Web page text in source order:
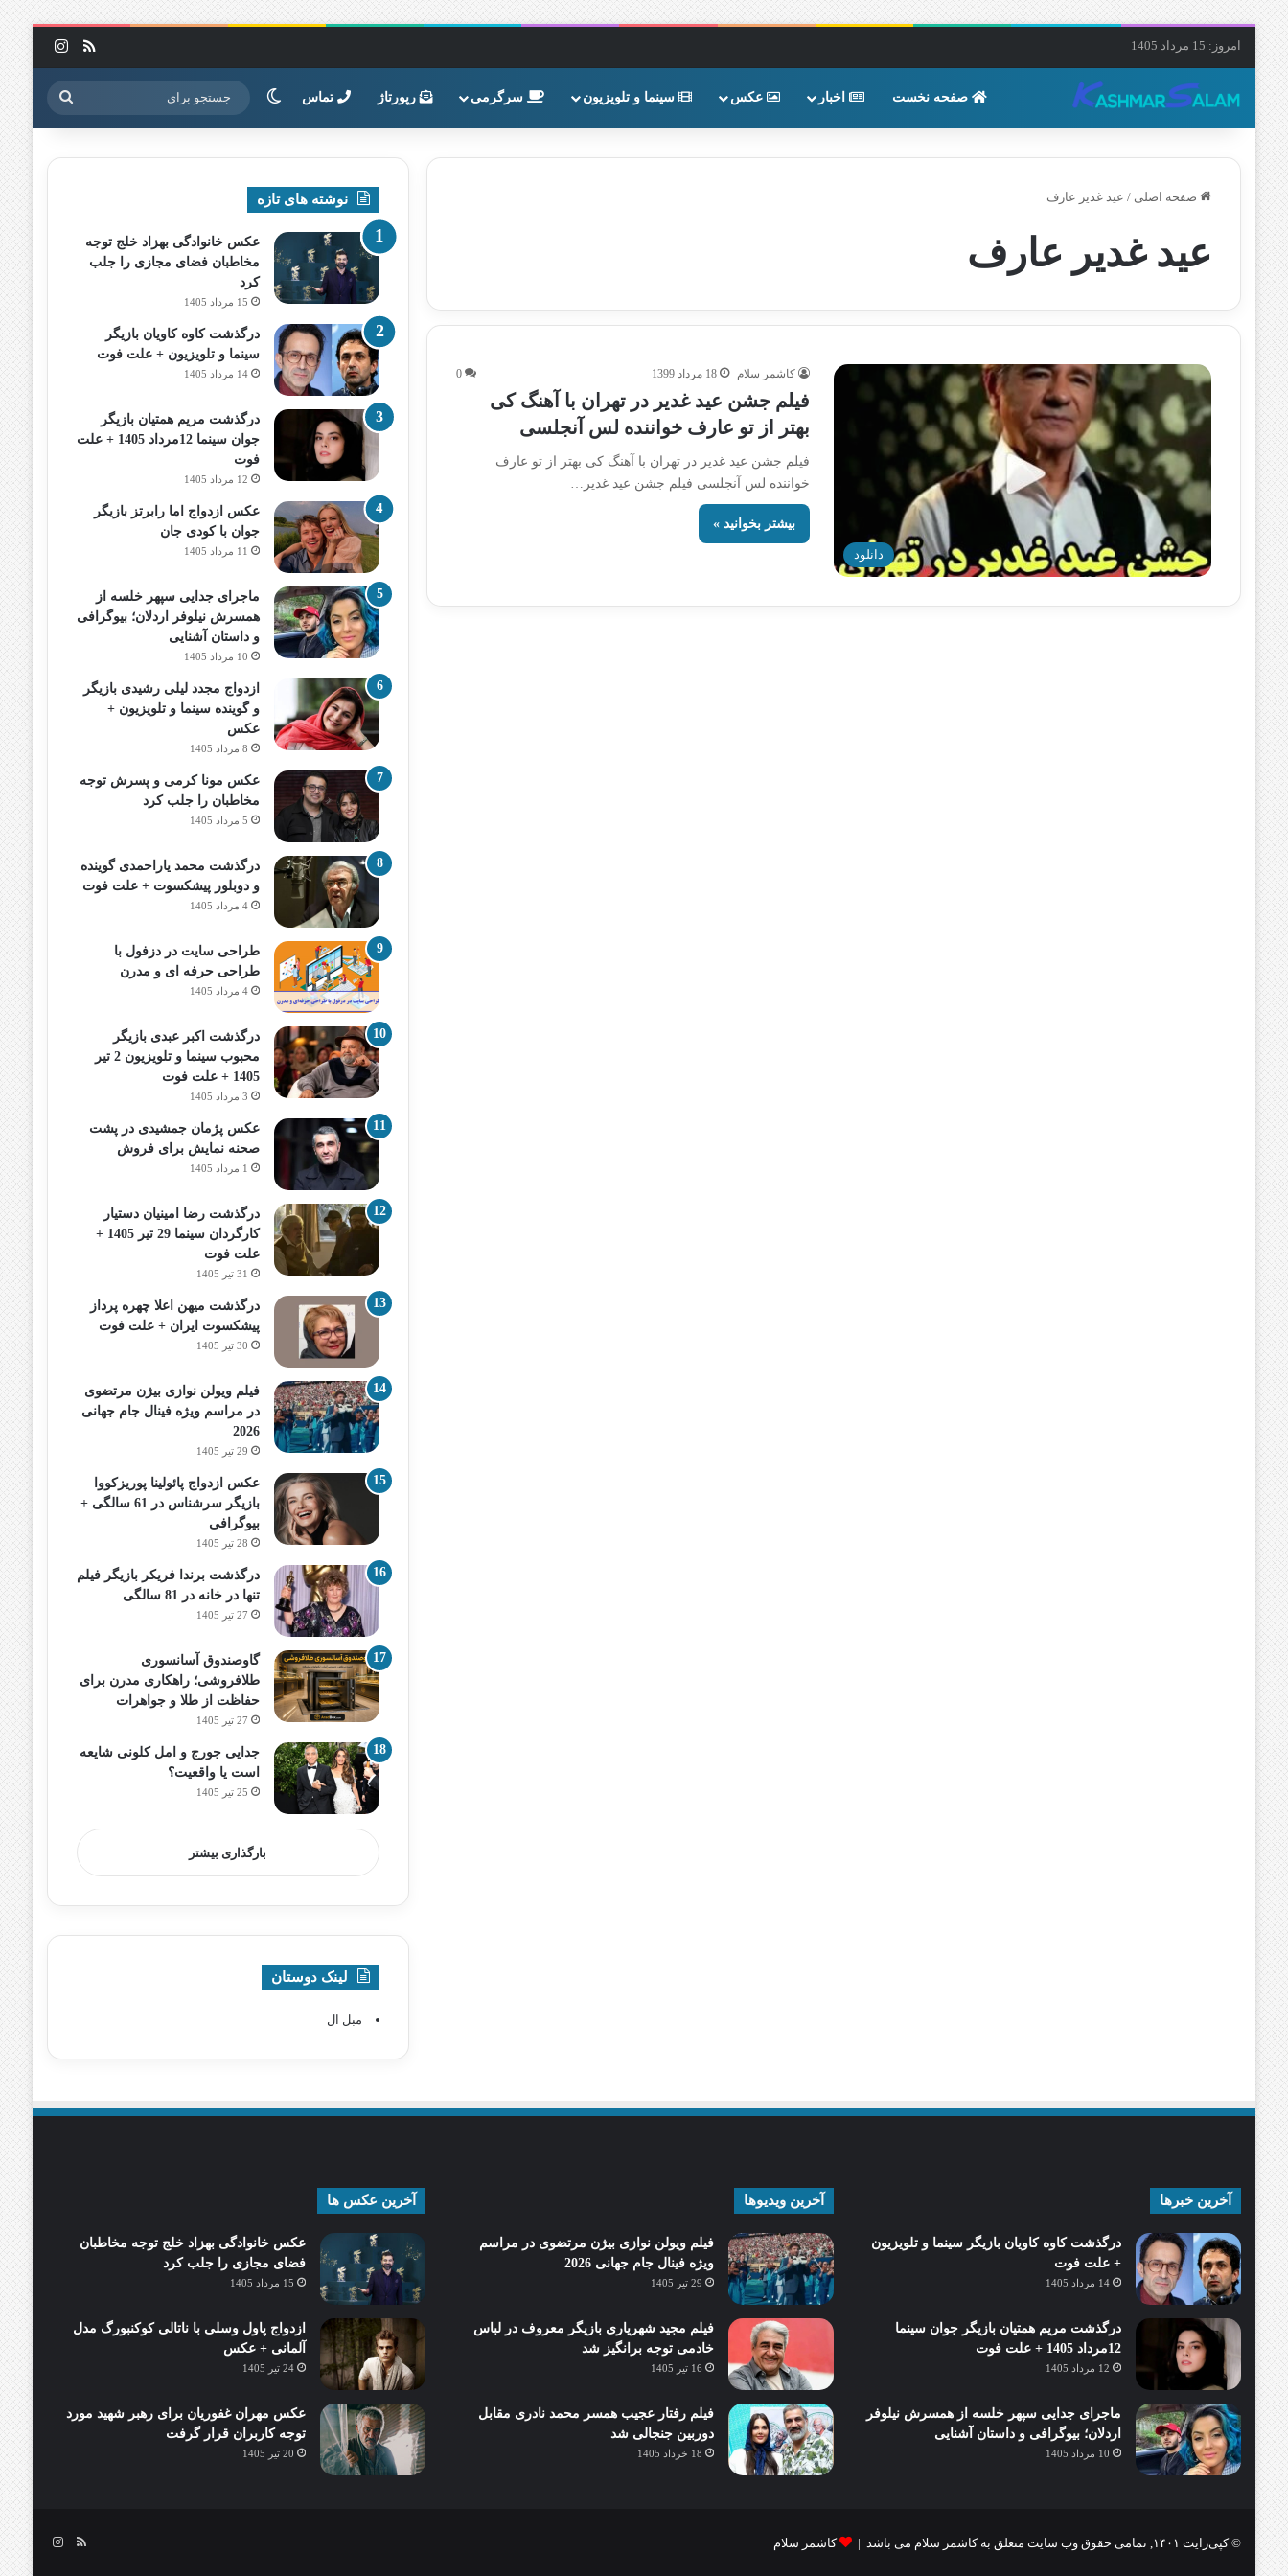
امروز: 15 مرداد 1405 خوراک
صفحه نخست اخبار عکس سینما و تلویزیون سرگرمی رپورتاژ تماس تغییر پوسته جستجو
برای
صفحه اصلی / عید غدیر عارف
عید غدیر عارف
دانلود
کاشمر سلام 18 مرداد 1399 0
فیلم جشن عید غدیر در تهران با آهنگ کی
بهتر از تو عارف خواننده لس آنجلسی
فیلم جشن عید غدیر در تهران با آهنگ کی بهتر از تو عارف
خواننده لس آنجلسی فیلم جشن عید غدیر…
بیشتر بخوانید »
نوشته های تازه
عکس خانوادگی بهزاد خلج توجه
مخاطبان فضای مجازی را جلب
کرد
15 مرداد 1405
درگذشت کاوه کاویان بازیگر
سینما و تلویزیون + علت فوت
14 مرداد 1405
درگذشت مریم همتیان بازیگر
جوان سینما 12مرداد 1405 + علت
فوت
12 مرداد 1405
عکس ازدواج اما رابرتز بازیگر
جوان با کودی جان
11 مرداد 1405
ماجرای جدایی سپهر خلسه از
همسرش نیلوفر اردلان؛ بیوگرافی
و داستان آشنایی
10 مرداد 1405
ازدواج مجدد لیلی رشیدی بازیگر
و گوینده سینما و تلویزیون +
عکس
8 مرداد 1405
عکس مونا کرمی و پسرش توجه
مخاطبان را جلب کرد
5 مرداد 1405
درگذشت محمد یاراحمدی گوینده
و دوبلور پیشکسوت + علت فوت
4 مرداد 1405
طراحی سایت در دزفول با
طراحی حرفه‌ ای و مدرن
4 مرداد 1405
درگذشت اکبر عبدی بازیگر
محبوب سینما و تلویزیون 2 تیر
1405 + علت فوت
3 مرداد 1405
عکس پژمان جمشیدی در پشت
صحنه نمایش برای فروش
1 مرداد 1405
درگذشت رضا امینیان دستیار
کارگردان سینما 29 تیر 1405 +
علت فوت
31 تیر 1405
درگذشت میهن اعلا چهره پرداز
پیشکسوت ایران + علت فوت
30 تیر 1405
فیلم ویولن نوازی بیژن مرتضوی
در مراسم ویژه فینال جام جهانی
2026
29 تیر 1405
عکس ازدواج پائولینا پوریزکووا
بازیگر سرشناس در 61 سالگی +
بیوگرافی
28 تیر 1405
درگذشت برندا فریکر بازیگر فیلم
تنها در خانه در 81 سالگی
27 تیر 1405
گاوصندوق آسانسوری
طلافروشی؛ راهکاری مدرن برای
حفاظت از طلا و جواهرات
27 تیر 1405
جدایی جورج و امل کلونی شایعه
است یا واقعیت؟
25 تیر 1405
بارگذاری بیشتر
لینک دوستان
مبل ال
آخرین خبرها
درگذشت کاوه کاویان بازیگر سینما و تلویزیون
+ علت فوت
14 مرداد 1405
درگذشت مریم همتیان بازیگر جوان سینما
12مرداد 1405 + علت فوت
12 مرداد 1405
ماجرای جدایی سپهر خلسه از همسرش نیلوفر
اردلان؛ بیوگرافی و داستان آشنایی
10 مرداد 1405
آخرین ویدیوها
فیلم ویولن نوازی بیژن مرتضوی در مراسم
ویژه فینال جام جهانی 2026
29 تیر 1405
فیلم مجید شهریاری بازیگر معروف در لباس
خادمی توجه برانگیز شد
16 تیر 1405
فیلم رفتار عجیب همسر محمد نادری مقابل
دوربین جنجالی شد
18 خرداد 1405
آخرین عکس ها
عکس خانوادگی بهزاد خلج توجه مخاطبان
فضای مجازی را جلب کرد
15 مرداد 1405
ازدواج پاول وسلی با ناتالی کوکنبورگ مدل
آلمانی + عکس
24 تیر 1405
عکس مهران غفوریان برای رهبر شهید مورد
توجه کاربران قرار گرفت
20 تیر 1405
© کپی‌رایت ۱۴۰۱, تمامی حقوق وب سایت متعلق به کاشمر سلام می باشد | کاشمر سلام خوراکاینستاگرام